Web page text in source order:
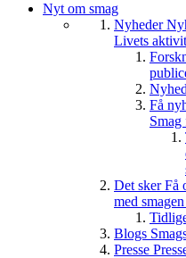
Nyt om smag
Nyheder
Livets
Få
Det skerFå
med
Blogs
Presse